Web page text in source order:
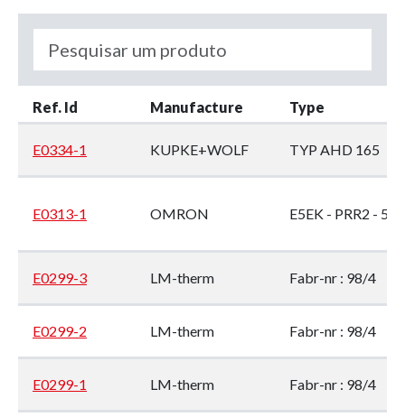
Ref. Id Manufacture Type
E0334-1 KUPKE+WOLF TYP AHD 165
E0313-1 OMRON E5EK - PRR2 - 500
E0299-3 LM-therm Fabr-nr : 98/4
E0299-2 LM-therm Fabr-nr : 98/4
E0299-1 LM-therm Fabr-nr : 98/4